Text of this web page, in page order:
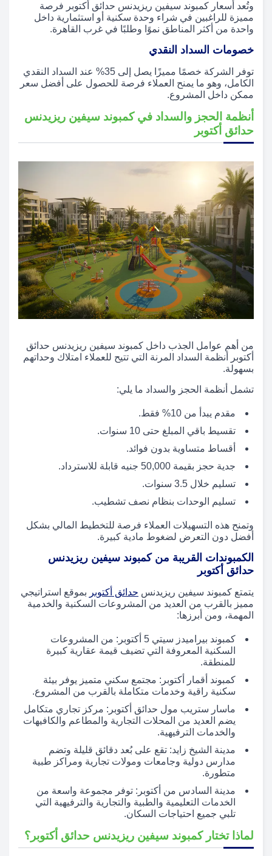
وتُعد أسعار كمبوند سيفين ريزيدنس حدائق أكتوبر فرصة
مميزة للراغبين في شراء وحدة سكنية أو استثمارية داخل
واحدة من أكثر المناطق نموًا وطلبًا في غرب القاهرة.
خصومات السداد النقدي
توفر الشركة خصمًا مميزًا يصل إلى 35% عند السداد النقدي
الكامل، وهو ما يمنح العملاء فرصة للحصول على أفضل سعر
ممكن داخل المشروع.
أنظمة الحجز والسداد في كمبوند سيفين ريزيدنس
حدائق أكتوبر
من أهم عوامل الجذب داخل كمبوند سيفين ريزيدنس حدائق
أكتوبر أنظمة السداد المرنة التي تتيح للعملاء امتلاك وحداتهم
بسهولة.
تشمل أنظمة الحجز والسداد ما يلي:
مقدم يبدأ من 10% فقط.
تقسيط باقي المبلغ حتى 10 سنوات.
أقساط متساوية بدون فوائد.
جدية حجز بقيمة 50,000 جنيه قابلة للاسترداد.
تسليم خلال 3.5 سنوات.
تسليم الوحدات بنظام نصف تشطيب.
وتمنح هذه التسهيلات العملاء فرصة للتخطيط المالي بشكل
أفضل دون التعرض لضغوط مادية كبيرة.
الكمبوندات القريبة من كمبوند سيفين ريزيدنس
حدائق أكتوبر
يتمتع كمبوند سيفين ريزيدنس حدائق أكتوبر بموقع استراتيجي
مميز بالقرب من العديد من المشروعات السكنية والخدمية
المهمة، ومن أبرزها:
كمبوند بيراميدز سيتي 5 أكتوبر: من المشروعات
السكنية المعروفة التي تضيف قيمة عقارية كبيرة
للمنطقة.
كمبوند أقمار أكتوبر: مجتمع سكني متميز يوفر بيئة
سكنية راقية وخدمات متكاملة بالقرب من المشروع.
ماسار ستريب مول حدائق أكتوبر: مركز تجاري متكامل
يضم العديد من المحلات التجارية والمطاعم والكافيهات
والخدمات الترفيهية.
مدينة الشيخ زايد: تقع على بُعد دقائق قليلة وتضم
مدارس دولية وجامعات ومولات تجارية ومراكز طبية
متطورة.
مدينة السادس من أكتوبر: توفر مجموعة واسعة من
الخدمات التعليمية والطبية والتجارية والترفيهية التي
تلبي جميع احتياجات السكان.
لماذا تختار كمبوند سيفين ريزيدنس حدائق أكتوبر؟